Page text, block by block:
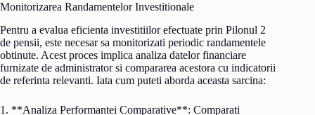
Monitorizarea Randamentelor Investitionale
Pentru a evalua eficienta investitiilor efectuate prin Pilonul 2
de pensii, este necesar sa monitorizati periodic randamentele
obtinute. Acest proces implica analiza datelor financiare
furnizate de administrator si compararea acestora cu indicatorii
de referinta relevanti. Iata cum puteti aborda aceasta sarcina:
1. **Analiza Performantei Comparative**: Comparati